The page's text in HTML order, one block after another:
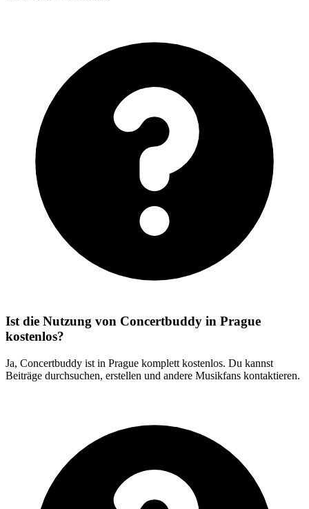
Ist die Nutzung von Concertbuddy in Prague
kostenlos?
Ja, Concertbuddy ist in Prague komplett kostenlos. Du kannst
Beiträge durchsuchen, erstellen und andere Musikfans kontaktieren.